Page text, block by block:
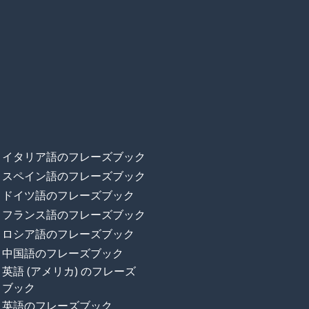
イタリア語のフレーズブック
スペイン語のフレーズブック
ドイツ語のフレーズブック
フランス語のフレーズブック
ロシア語のフレーズブック
中国語のフレーズブック
英語 (アメリカ) のフレーズ
ブック
英語のフレーズブック